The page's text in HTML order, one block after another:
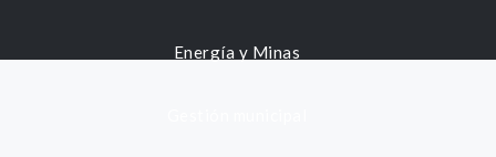
Energía y Minas